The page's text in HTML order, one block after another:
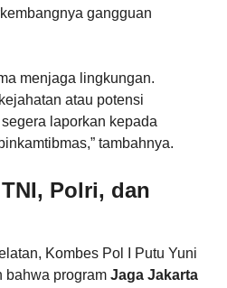
gangguan
menjaga lingkungan.
atau potensi
laporkan kepada
tambahnya.
Polri, dan
Kombes Pol I Putu Yuni
bahwa program Jaga Jakarta